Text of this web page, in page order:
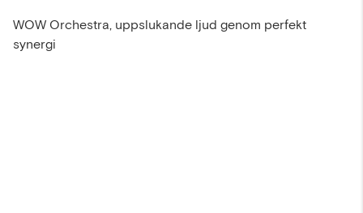
WOW Orchestra, uppslukande ljud genom perfekt
synergi